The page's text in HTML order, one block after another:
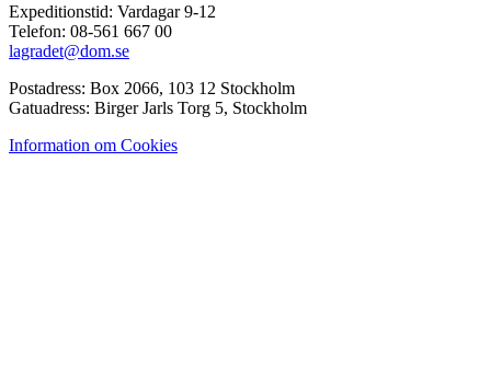
Expeditionstid: Vardagar 9-12
Telefon: 08-561 667 00
lagradet@dom.se
Postadress: Box 2066, 103 12 Stockholm
Gatuadress: Birger Jarls Torg 5, Stockholm
Information om Cookies